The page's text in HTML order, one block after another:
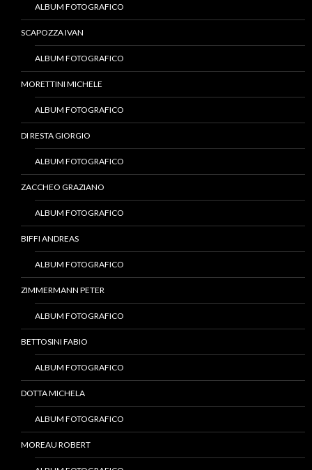
ALBUM FOTOGRAFICO
SCAPOZZA IVAN
ALBUM FOTOGRAFICO
MORETTINI MICHELE
ALBUM FOTOGRAFICO
DI RESTA GIORGIO
ALBUM FOTOGRAFICO
ZACCHEO GRAZIANO
ALBUM FOTOGRAFICO
BIFFI ANDREAS
ALBUM FOTOGRAFICO
ZIMMERMANN PETER
ALBUM FOTOGRAFICO
BETTOSINI FABIO
ALBUM FOTOGRAFICO
DOTTA MICHELA
ALBUM FOTOGRAFICO
MOREAU ROBERT